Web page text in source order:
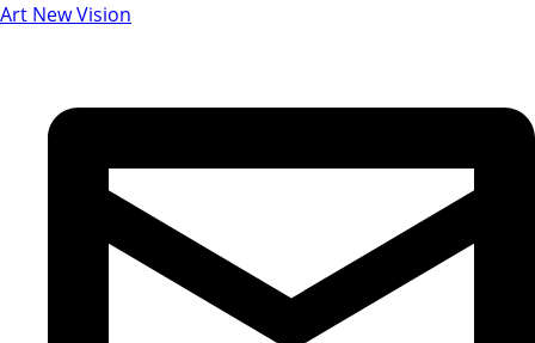
Art New Vision